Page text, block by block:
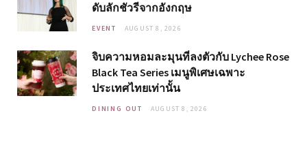
ดับลักชัวรีจากอังกฤษ
EVENT AUGUST 8, 2026
จิบความหอมละมุนที่ลงตัวกับ Lychee Rose
Black Tea Series เมนูพิเศษเฉพาะ
ประเทศไทยเท่านั้น
DINING OUT AUGUST 8, 2026